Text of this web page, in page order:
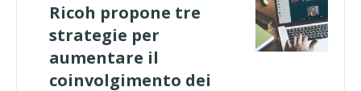
Ricoh propone tre
strategie per
aumentare il
coinvolgimento dei